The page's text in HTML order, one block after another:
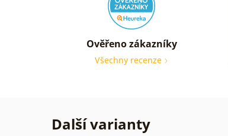
Ověřeno zákazníky
Všechny recenze
Další varianty